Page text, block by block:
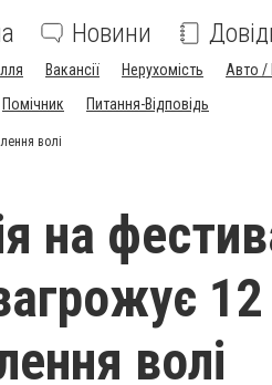
Новини
Вакансії Нерухомість Авто /
Помічник Питання-Відповідь
волі
на
12
волі